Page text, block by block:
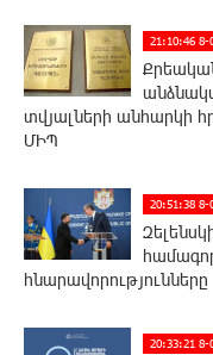
21:10:46 8-
տվյալների անհարկի
ՄԻՊ
20:51:38 8-
հնարավորությունները
20:33:21 8-